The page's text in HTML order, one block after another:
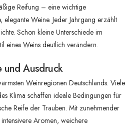
Reifung – eine wichtige
elegante Weine. Jeder Jahrgang erzählt
Schon kleine Unterschiede im
eines Weins deutlich verändern.
und Ausdruck
Weinregionen Deutschlands. Viele
Klima schaffen ideale Bedingungen für
Reife der Trauben. Mit zunehmender
Aromen, weichere